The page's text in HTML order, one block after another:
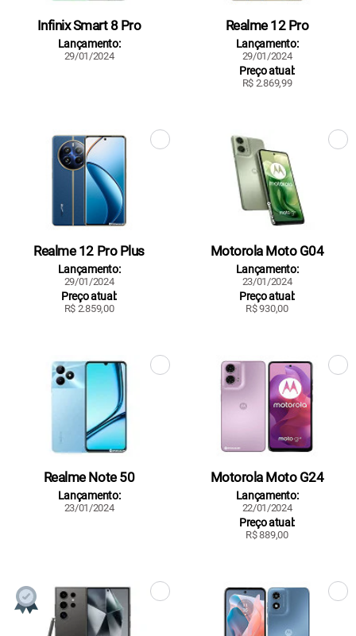
Infinix Smart 8 Pro
Lançamento:
29/01/2024
Realme 12 Pro
Lançamento:
29/01/2024
Preço atual:
R$ 2.869,99
Realme 12 Pro Plus
Lançamento:
29/01/2024
Preço atual:
R$ 2.859,00
Motorola Moto G04
Lançamento:
23/01/2024
Preço atual:
R$ 930,00
Realme Note 50
Lançamento:
23/01/2024
Motorola Moto G24
Lançamento:
22/01/2024
Preço atual:
R$ 889,00